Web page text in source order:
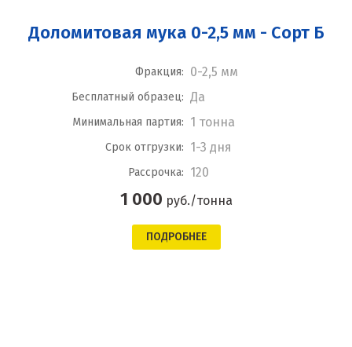
Доломитовая мука 0-2,5 мм - Сорт Б
Фракция: 0-2,5 мм
Бесплатный образец: Да
Минимальная партия: 1 тонна
Срок отгрузки: 1-3 дня
Рассрочка: 120
1 000 руб./тонна
ПОДРОБНЕЕ